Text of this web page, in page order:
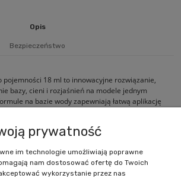
Opis
Bezpieczeństwo
pojemności 18 ml to innowacyjne rozwiązanie,
bazy, cieni i rozjaśnień na modele jednym
na bazie wody zapewniają łatwą aplikację
Zakupy
prywatność
im technologie umożliwiają poprawne
nam dostosować ofertę do Twoich
wykorzystanie przez nas